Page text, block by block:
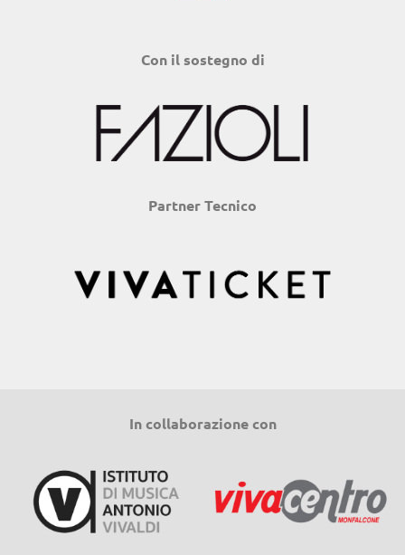
Con il sostegno di
Partner Tecnico
In collaborazione con